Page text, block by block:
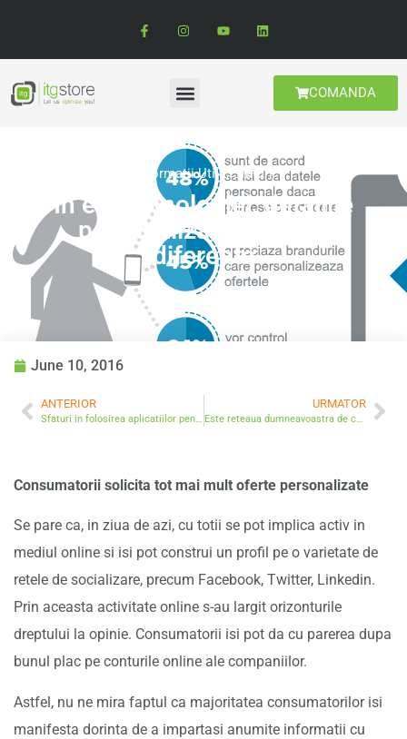
COMANDA
Informatii Utile,Sfaturi
In era tehnologiei, detaliile
personalizate inca fac
diferenta
June 10, 2016
ANTERIOR
Sfaturi in folosirea aplicatiilor pentru touchscreen
URMATOR
Este reteaua dumneavoastra de calitate industriala? – Prima parte
Consumatorii solicita tot mai mult oferte personalizate
Se pare ca, in ziua de azi, cu totii se pot implica activ in
mediul online si isi pot construi un profil pe o varietate de
retele de socializare, precum Facebook, Twitter, Linkedin.
Prin aceasta activitate online s-au largit orizonturile
dreptului la opinie. Consumatorii isi pot da cu parerea dupa
bunul plac pe conturile online ale companiilor.
Astfel, nu ne mira faptul ca majoritatea consumatorilor isi
manifesta dorinta de a impartasi anumite informatii cu